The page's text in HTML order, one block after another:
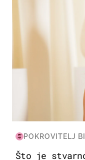
POKROVITELJ
Što je